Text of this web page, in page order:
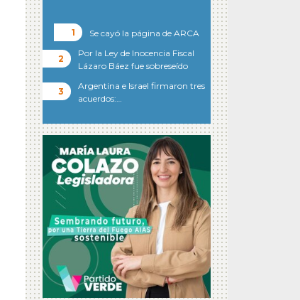
Se cayó la página de ARCA
Por la Ley de Inocencia Fiscal
Lázaro Báez fue sobreseído
Argentina e Israel firmaron tres
acuerdos:…